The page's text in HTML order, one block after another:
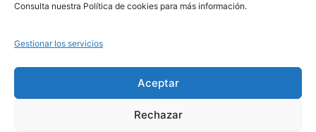
Consulta nuestra Política de cookies para más información.
Gestionar los servicios
Aceptar
Rechazar
Noticias
Legal
Aviso Legal